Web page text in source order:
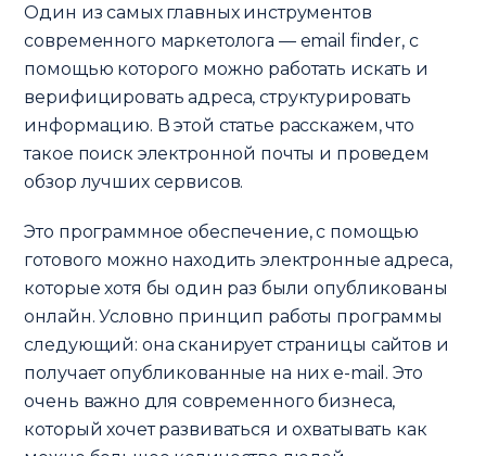
Один из самых главных инструментов
современного маркетолога — email finder, с
помощью которого можно работать искать и
верифицировать адреса, структурировать
информацию. В этой статье расскажем, что
такое поиск электронной почты и проведем
обзор лучших сервисов.
Это программное обеспечение, с помощью
готового можно находить электронные адреса,
которые хотя бы один раз были опубликованы
онлайн. Условно принцип работы программы
следующий: она сканирует страницы сайтов и
получает опубликованные на них e-mail. Это
очень важно для современного бизнеса,
который хочет развиваться и охватывать как